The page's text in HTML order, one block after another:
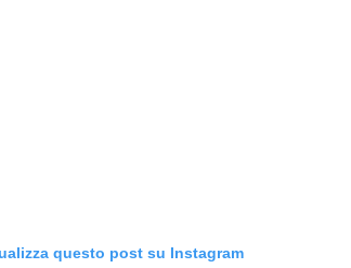
questo post su Instagram